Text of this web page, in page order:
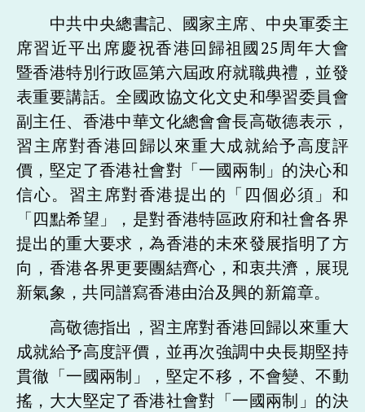
中共中央總書記、國家主席、中央軍委主
席習近平出席慶祝香港回歸祖國25周年大會
暨香港特別行政區第六屆政府就職典禮，並發
表重要講話。全國政協文化文史和學習委員會
副主任、香港中華文化總會會長高敬德表示，
習主席對香港回歸以來重大成就給予高度評
價，堅定了香港社會對「一國兩制」的決心和
信心。習主席對香港提出的「四個必須」和
「四點希望」，是對香港特區政府和社會各界
提出的重大要求，為香港的未來發展指明了方
向，香港各界更要團結齊心，和衷共濟，展現
新氣象，共同譜寫香港由治及興的新篇章。
高敬德指出，習主席對香港回歸以來重大
成就給予高度評價，並再次強調中央長期堅持
貫徹「一國兩制」，堅定不移，不會變、不動
搖，大大堅定了香港社會對「一國兩制」的決